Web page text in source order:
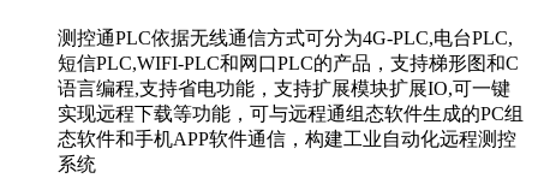
测控通PLC依据无线通信方式可分为4G-PLC,电台PLC,
短信PLC,WIFI-PLC和网口PLC的产品，支持梯形图和C
语言编程,支持省电功能，支持扩展模块扩展IO,可一键
实现远程下载等功能，可与远程通组态软件生成的PC组
态软件和手机APP软件通信，构建工业自动化远程测控
系统